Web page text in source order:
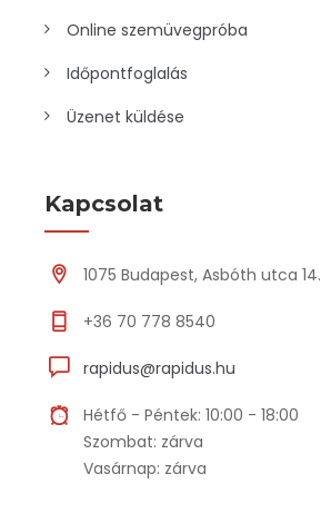
Online szemüvegpróba
Időpontfoglalás
Üzenet küldése
Kapcsolat
1075 Budapest, Asbóth utca 14.
+36 70 778 8540
rapidus@rapidus.hu
Hétfő - Péntek: 10:00 - 18:00
Szombat: zárva
Vasárnap: zárva